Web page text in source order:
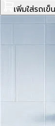
เพิ่มใส่รถเข็น